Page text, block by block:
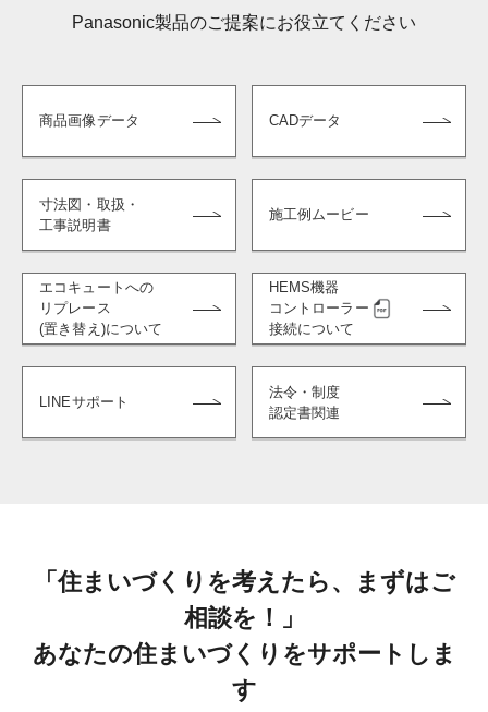
Panasonic製品のご提案にお役立てください
商品画像データ CADデータ
寸法図・取扱・
工事説明書
施工例ムービー
エコキュートへの
リプレース
(置き替え)について
HEMS機器
コントローラー
接続について
LINEサポート
法令・制度
認定書関連
「住まいづくりを考えたら、まずはご
相談を！」
あなたの住まいづくりをサポートしま
す